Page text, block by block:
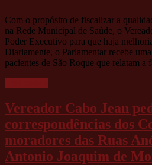
Com o propósito de fiscalizar a
na Rede Municipal de Saúde, o
Poder Executivo para que haja
Diariamente, o Parlamentar recebe
pacientes de São Roque que relatam
Vereador Cabo Jean
correspondências dos
moradores das Ruas
Antonio Joaquim de